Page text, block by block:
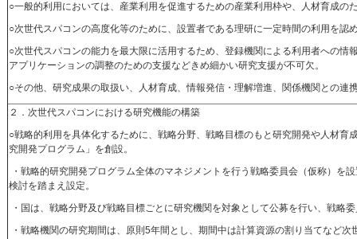
○一般的利用においては、産業利用を促進するための産業利用枠や、人材育成の
○次世代スパコンの高度化等のために、設置者である理研に一定時間の利用を認
○次世代スパコンの能力を最大限に活用するため、登録機関による利用者への情
アプリケーションの調整のための支援などきめ細かい研究支援が不可欠。
○その他、研究成果の取扱い、人材育成、情報発信・理解増進、関係機関との連
２．次世代スパコンにおける研究機能の構築
○戦略的利用を具体化するために、戦略分野、戦略目標のもと研究開発や人材育
究開発プログラム」を創設。
・戦略的研究開発プログラム全体のマネジメントを行う戦略委員会（仮称）を
検討を踏まえ設定。
・国は、戦略分野及び戦略目標ごとに研究機関を対象として公募を行い、戦略
・戦略機関の研究期間は、原則5年間とし、期間中は計算資源の割り当てなど次